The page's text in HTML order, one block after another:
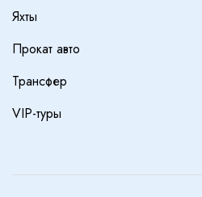
Яхты
Прокат авто
Трансфер
VIP-туры